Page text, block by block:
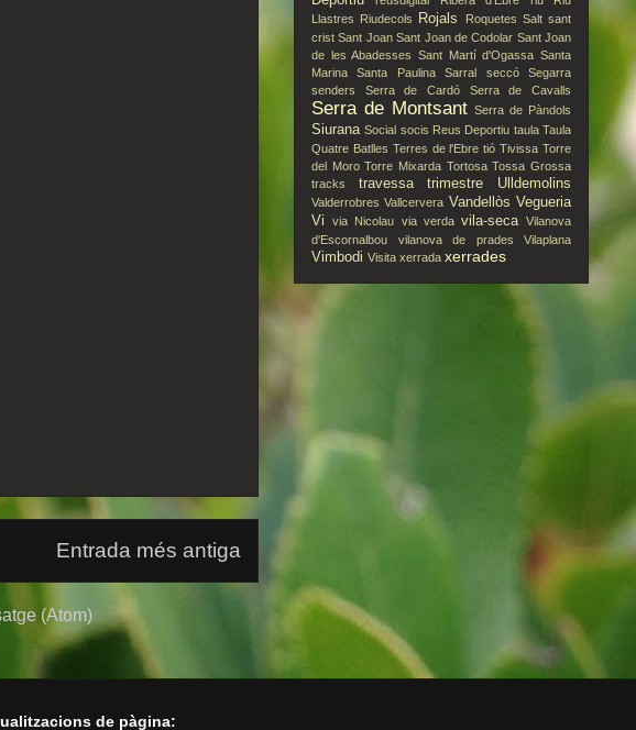
Entrada més antiga
(Atom)
Llastres Riudecols Rojals Roquetes Salt sant
crist Sant Joan Sant Joan de Codolar Sant Joan
de les Abadesses Sant Martí d'Ogassa Santa
Marina
Santa Paulina Sarral seccó
Segarra
senders
Serra de Cardó Serra de Cavalls
Serra de Montsant Serra de Pàndols
Siurana Social socis Reus Deportiu taula Taula
Quatre Batlles Terres de l'Ebre tió Tivissa Torre
del Moro Torre Mixarda Tortosa Tossa Grossa
tracks
travessa trimestre Ulldemolins
Valderrobres Vallcervera Vandellòs Vegueria
Vi
via Nicolau via verda vila-seca Vilanova
d'Escornalbou
vilanova de prades Vilaplana
Vimbodi Visita xerrada xerrades
de pàgina: